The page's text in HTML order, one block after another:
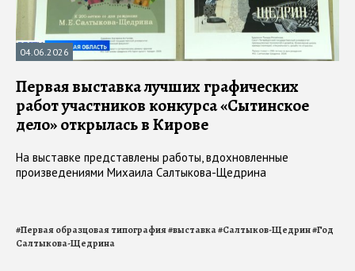
04.06.2026
Первая выставка лучших графических
работ участников конкурса «Сытинское
дело» открылась в Кирове
На выставке представлены работы, вдохновленные
произведениями Михаила Салтыкова-Щедрина
#Первая образцовая типография#выставка#Салтыков-Щедрин#Год
Салтыкова-Щедрина